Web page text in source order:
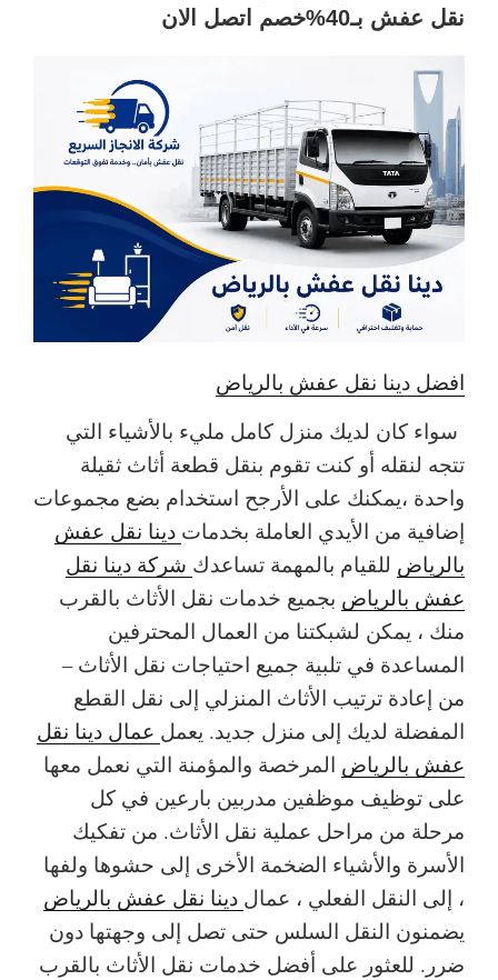
نقل عفش بـ40%خصم اتصل الان
افضل دينا نقل عفش بالرياض
سواء كان لديك منزل كامل مليء بالأشياء التي
تتجه لنقله أو كنت تقوم بنقل قطعة أثاث ثقيلة
واحدة ،يمكنك على الأرجح استخدام بضع مجموعات
إضافية من الأيدي العاملة بخدمات دينا نقل عفش
بالرياض للقيام بالمهمة تساعدك شركة دينا نقل
عفش بالرياض بجميع خدمات نقل الأثاث بالقرب
منك ، يمكن لشبكتنا من العمال المحترفين
المساعدة في تلبية جميع احتياجات نقل الأثاث –
من إعادة ترتيب الأثاث المنزلي إلى نقل القطع
المفضلة لديك إلى منزل جديد. يعمل عمال دينا نقل
عفش بالرياض المرخصة والمؤمنة التي نعمل معها
على توظيف موظفين مدربين بارعين في كل
مرحلة من مراحل عملية نقل الأثاث. من تفكيك
الأسرة والأشياء الضخمة الأخرى إلى حشوها ولفها
، إلى النقل الفعلي ، عمال دينا نقل عفش بالرياض
يضمنون النقل السلس حتى تصل إلى وجهتها دون
ضرر. للعثور على أفضل خدمات نقل الأثاث بالقرب